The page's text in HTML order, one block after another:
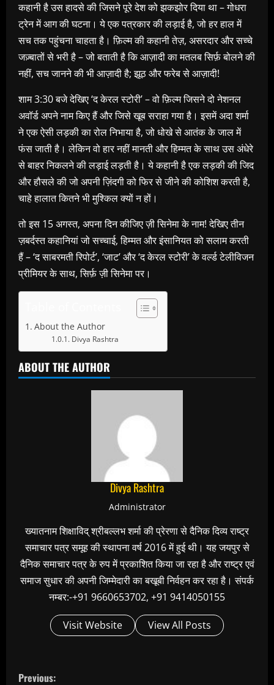
कहानी है उस हादसे की जिसने पूरे देश को झकझोर दिया था – गोधरा
ट्रेन में आग की घटना। ये एक पत्रकार की लड़ाई है, जो हर हाल में
सच तक पहुंचना चाहता है। फ़िल्म की कहानी तेज़, असरदार और सच्चे
जज़्बातों से भरी है – जो बताती है कि आज़ादी का मतलब सिर्फ़ बोलने की
नहीं, सच जानने की भी आज़ादी है; झूठ और फरेब से आज़ादी!
शाम 3:30 बजे देखिए ‘द केरल स्टोरी’ – वो फ़िल्म जिसने दो नेशनल
अवॉर्ड अपने नाम किए हैं और जिसे खूब सराहा गया है। इसमें अदा शर्मा
ने एक ऐसी लड़की का रोल निभाया है, जो धोखे से आतंक के जाल में
फंस जाती है। लेकिन वो हार नहीं मानती और हिम्मत के साथ उस अंधेरे
से बाहर निकलने की लड़ाई लड़ती है। ये कहानी है एक लड़की की जिद
और हौसले की जो अपनी ज़िंदगी को फिर से जीने की कोशिश करती है,
चाहे हालात कितने भी मुश्किल क्यों न हों।
तो इस 15 अगस्त, अपना दिन कीजिए ज़ी सिनेमा के नाम! देखिए तीन
ज़बर्दस्त कहानियां जो सच्चाई, हिम्मत और इंसानियत को सलाम करती
हैं – ‘द साबरमती रिपोर्ट’, ‘जाट’ और ‘द केरल स्टोरी’ के वर्ल्ड टेलीविजन
प्रीमियर के साथ, सिर्फ़ ज़ी सिनेमा पर।
About the Author
Divya Rashtra
ABOUT THE AUTHOR
Divya Rashtra
Administrator
ख्यातनाम शिक्षाविद् श्रीबल्लभ शर्मा की प्रेरणा से दैनिक दिव्य राष्ट्र
समाचार पत्र समूह की स्थापना वर्ष 2016 में हुई थी। यह जयपुर से
दैनिक समाचार पत्र के रुप में प्रकाशित किया जा रहा है और राष्ट्र एवं
समाज सुधार की अपनी जिम्मेदारी का बखूबी निर्वहन कर रहा है। संपर्क
नम्बर:-+91 9660653702, +91 9414050155
Visit Website View All Posts
C
Previous: